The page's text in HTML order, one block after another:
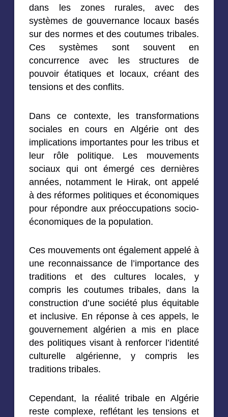
dans les zones rurales, avec des
systèmes de gouvernance locaux basés
sur des normes et des coutumes tribales.
Ces systèmes sont souvent en
concurrence avec les structures de
pouvoir étatiques et locaux, créant des
tensions et des conflits.
Dans ce contexte, les transformations
sociales en cours en Algérie ont des
implications importantes pour les tribus et
leur rôle politique. Les mouvements
sociaux qui ont émergé ces dernières
années, notamment le Hirak, ont appelé
à des réformes politiques et économiques
pour répondre aux préoccupations socio-
économiques de la population.
Ces mouvements ont également appelé à
une reconnaissance de l’importance des
traditions et des cultures locales, y
compris les coutumes tribales, dans la
construction d’une société plus équitable
et inclusive. En réponse à ces appels, le
gouvernement algérien a mis en place
des politiques visant à renforcer l’identité
culturelle algérienne, y compris les
traditions tribales.
Cependant, la réalité tribale en Algérie
reste complexe, reflétant les tensions et